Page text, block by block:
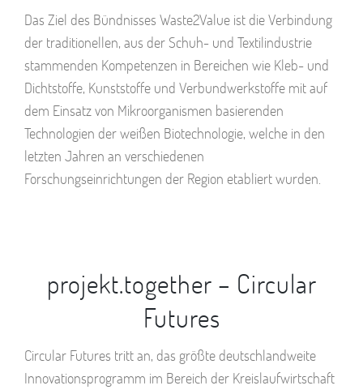
Das Ziel des Bündnisses Waste2Value ist die Verbindung
der traditionellen, aus der Schuh- und Textilindustrie
stammenden Kompetenzen in Bereichen wie Kleb- und
Dichtstoffe, Kunststoffe und Verbundwerkstoffe mit auf
dem Einsatz von Mikroorganismen basierenden
Technologien der weißen Biotechnologie, welche in den
letzten Jahren an verschiedenen
Forschungseinrichtungen der Region etabliert wurden.
projekt.together – Circular
Futures
Circular Futures tritt an, das größte deutschlandweite
Innovationsprogramm im Bereich der Kreislaufwirtschaft